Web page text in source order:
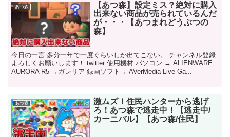
あつ森
【あつ森】設定ミス？絶対に購入
出来ない商品が売られているんだ
が・・・【あつまれどうぶつの
森】
今日の一言 多分一年で一度ぐらいしか出てこない。 チャンネル登録
よろしくお願いします！ twitter 使用機材 パソコン → ALIENWARE
AURORA R5 →ガレリア 録画ソフト→ AVerMedia Live Ga...
あつ森
激ムズ！住民ハンターから逃げ
ろ！あつ森で逃走中！【逃走中/
カーニバル】【あつ森/住民】